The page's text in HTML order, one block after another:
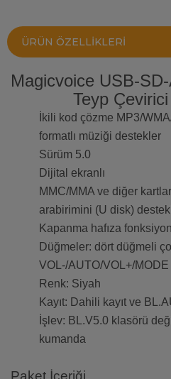
ÜRÜN ÖZELLIKLERI
Magicvoice USB-
Teyp
İkili kod çözme MP3/
formatlı müziği destekler
Sürüm 5.0
Dijital ekranlı
MMC/MMA ve diğer
arabirimini (U disk)
Kapanma hafıza
Düğmeler: dört düğmeli
VOL-/AUTO/VOL+/MODE
Renk: Siyah
Kayıt: Dahili kayıt ve
İşlev: BL.V5.0 klasörü
kumanda
Paket İçeriği